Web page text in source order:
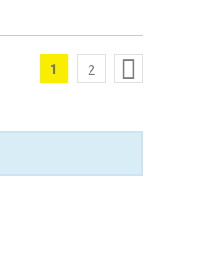
Sie lesen gerade die Seite
1 Seite
2